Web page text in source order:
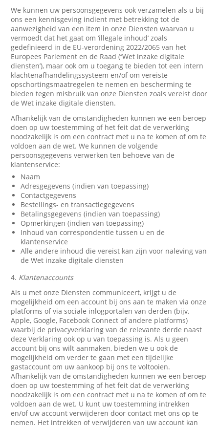
We kunnen uw persoonsgegevens ook verzamelen als u bij
ons een kennisgeving indient met betrekking tot de
aanwezigheid van een item in onze Diensten waarvan u
vermoedt dat het gaat om ‘illegale inhoud’ zoals
gedefinieerd in de EU-verordening 2022/2065 van het
Europees Parlement en de Raad (‘’Wet inzake digitale
diensten’), maar ook om u toegang te bieden tot een intern
klachtenafhandelingssysteem en/of om vereiste
opschortingsmaatregelen te nemen en bescherming te
bieden tegen misbruik van onze Diensten zoals vereist door
de Wet inzake digitale diensten.
Afhankelijk van de omstandigheden kunnen we een beroep
doen op uw toestemming of het feit dat de verwerking
noodzakelijk is om een contract met u na te komen of om te
voldoen aan de wet. We kunnen de volgende
persoonsgegevens verwerken ten behoeve van de
klantenservice:
Naam
Adresgegevens (indien van toepassing)
Contactgegevens
Bestellings- en transactiegegevens
Betalingsgegevens (indien van toepassing)
Opmerkingen (indien van toepassing)
Inhoud van correspondentie tussen u en de
klantenservice
Alle andere inhoud die vereist kan zijn voor naleving van
de Wet inzake digitale diensten
4. Klantenaccounts
Als u met onze Diensten communiceert, krijgt u de
mogelijkheid om een account bij ons aan te maken via onze
platforms of via sociale inlogportalen van derden (bijv.
Apple, Google, Facebook Connect of andere platforms)
waarbij de privacyverklaring van de relevante derde naast
deze Verklaring ook op u van toepassing is. Als u geen
account bij ons wilt aanmaken, bieden we u ook de
mogelijkheid om verder te gaan met een tijdelijke
gastaccount om uw aankoop bij ons te voltooien.
Afhankelijk van de omstandigheden kunnen we een beroep
doen op uw toestemming of het feit dat de verwerking
noodzakelijk is om een contract met u na te komen of om te
voldoen aan de wet. U kunt uw toestemming intrekken
en/of uw account verwijderen door contact met ons op te
nemen. Het intrekken of verwijderen van uw account kan